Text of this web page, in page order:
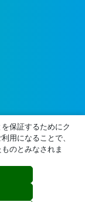
保証するためにク
用になることで、
のとみなされま